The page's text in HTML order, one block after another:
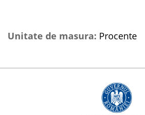
Unitate de masura: Procente